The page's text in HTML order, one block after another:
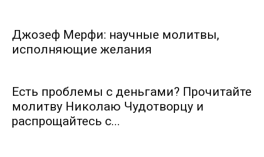
Джозеф Мерфи: научные молитвы,
исполняющие желания
Есть проблемы с деньгами? Прочитайте
молитву Николаю Чудотворцу и
распрощайтесь с...